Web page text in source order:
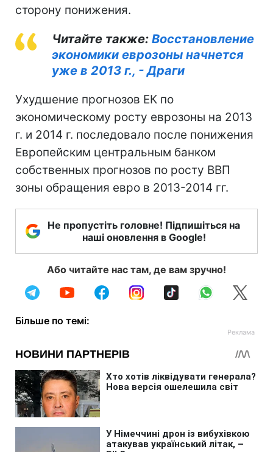
сторону понижения.
Читайте также: Восстановление
экономики еврозоны начнется
уже в 2013 г., - Драги
Ухудшение прогнозов ЕК по
экономическому росту еврозоны на 2013
г. и 2014 г. последовало после понижения
Европейским центральным банком
собственных прогнозов по росту ВВП
зоны обращения евро в 2013-2014 гг.
Не пропустіть головне! Підпишіться на
наші оновлення в Google!
Або читайте нас там, де вам зручно!
Більше по темі: